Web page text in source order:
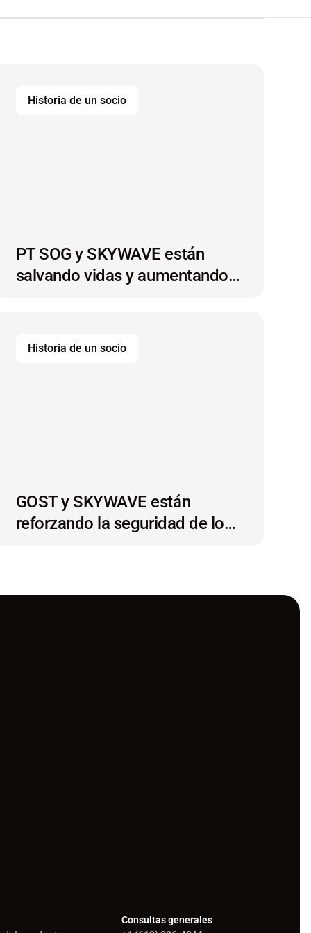
Historia de un socio
PT SOG y SKYWAVE están
salvando vidas y aumentando
por satélite.
Historia de un socio
GOST y SKYWAVE están
reforzando la seguridad de los
Consultas generales